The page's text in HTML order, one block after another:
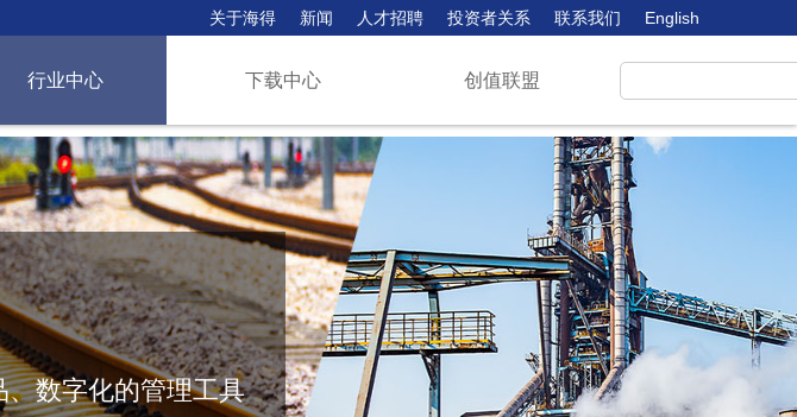
English
联系我们
投资者关系
人才招聘
新闻
关于海得
行业中心 下载中心 创值联盟
数字化的管理工具